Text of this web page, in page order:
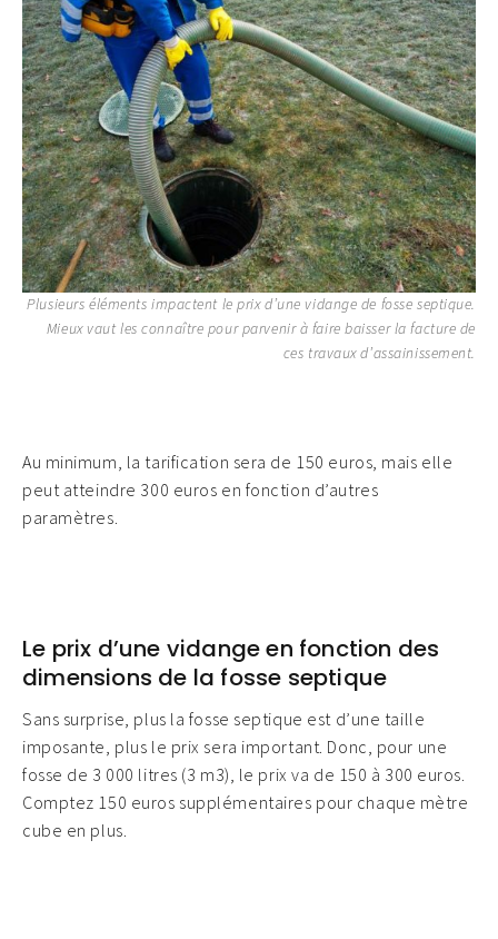
Plusieurs éléments impactent le prix d’une vidange de fosse septique.
Mieux vaut les connaître pour parvenir à faire baisser la facture de
ces travaux d’assainissement.
Au minimum, la tarification sera de 150 euros, mais elle
peut atteindre 300 euros en fonction d’autres
paramètres.
Le prix d’une vidange en fonction des
dimensions de la fosse septique
Sans surprise, plus la fosse septique est d’une taille
imposante, plus le prix sera important. Donc, pour une
fosse de 3 000 litres (3 m3), le prix va de 150 à 300 euros.
Comptez 150 euros supplémentaires pour chaque mètre
cube en plus.